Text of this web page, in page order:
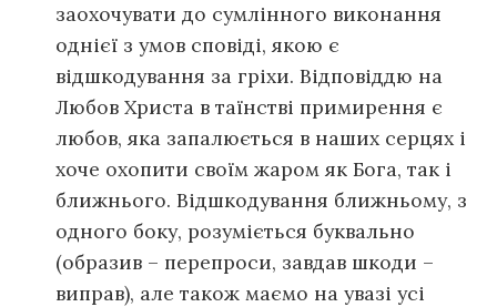
заохочувати до сумлінного виконання
однієї з умов сповіді, якою є
відшкодування за гріхи. Відповіддю на
Любов Христа в таїнстві примирення є
любов, яка запалюється в наших серцях і
хоче охопити своїм жаром як Бога, так і
ближнього. Відшкодування ближньому, з
одного боку, розуміється буквально
(образив – перепроси, завдав шкоди –
виправ), але також маємо на увазі усі